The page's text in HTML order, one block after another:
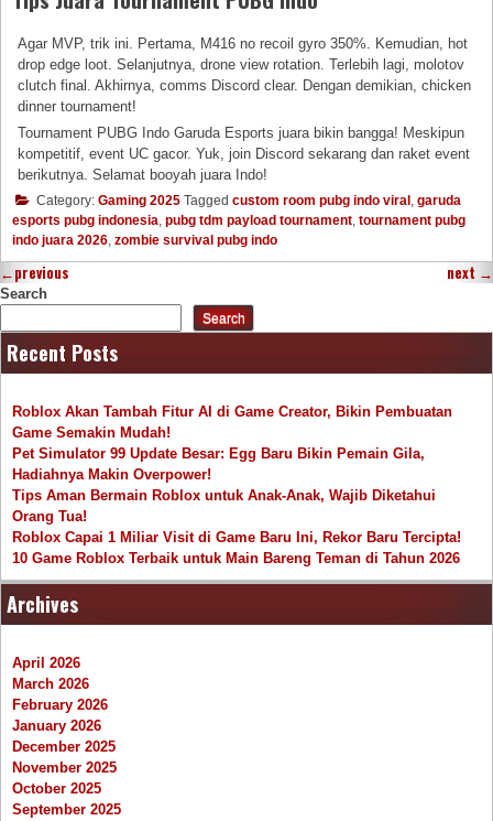
Agar MVP, trik ini. Pertama, M416 no recoil gyro 350%. Kemudian, hot
drop edge loot. Selanjutnya, drone view rotation. Terlebih lagi, molotov
clutch final. Akhirnya, comms Discord clear. Dengan demikian, chicken
dinner tournament!
Tournament PUBG Indo Garuda Esports juara bikin bangga! Meskipun
kompetitif, event UC gacor. Yuk, join Discord sekarang dan raket event
berikutnya. Selamat booyah juara Indo!
Category: Gaming 2025 Tagged custom room pubg indo viral , garuda
esports pubg indonesia, pubg tdm payload tournament, tournament pubg
indo juara 2026, zombie survival pubg indo
←previous next →
Search
Search
Recent Posts
Roblox Akan Tambah Fitur AI di Game Creator, Bikin Pembuatan
Game Semakin Mudah!
Pet Simulator 99 Update Besar: Egg Baru Bikin Pemain Gila,
Hadiahnya Makin Overpower!
Tips Aman Bermain Roblox untuk Anak-Anak, Wajib Diketahui
Orang Tua!
Roblox Capai 1 Miliar Visit di Game Baru Ini, Rekor Baru Tercipta!
10 Game Roblox Terbaik untuk Main Bareng Teman di Tahun 2026
Archives
April 2026
March 2026
February 2026
January 2026
December 2025
November 2025
October 2025
September 2025